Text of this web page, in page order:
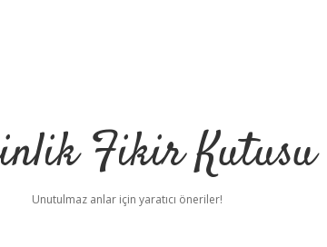
Fikir Kutusu
Unutulmaz anlar için yaratıcı öneriler!